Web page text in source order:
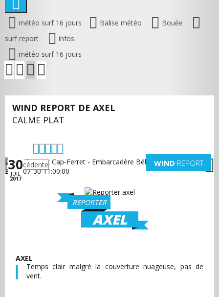
météo surf 16 jours Balise météo
Bouée
surf report
infos
météo surf 16 jours
WIND REPORT DE AXEL
CALME PLAT
30
JUIL
2017
WIND REPORT
précédente suivante
REPORTER
AXEL
AXEL
Temps clair malgré la couverture nuageuse, pas de
vent.